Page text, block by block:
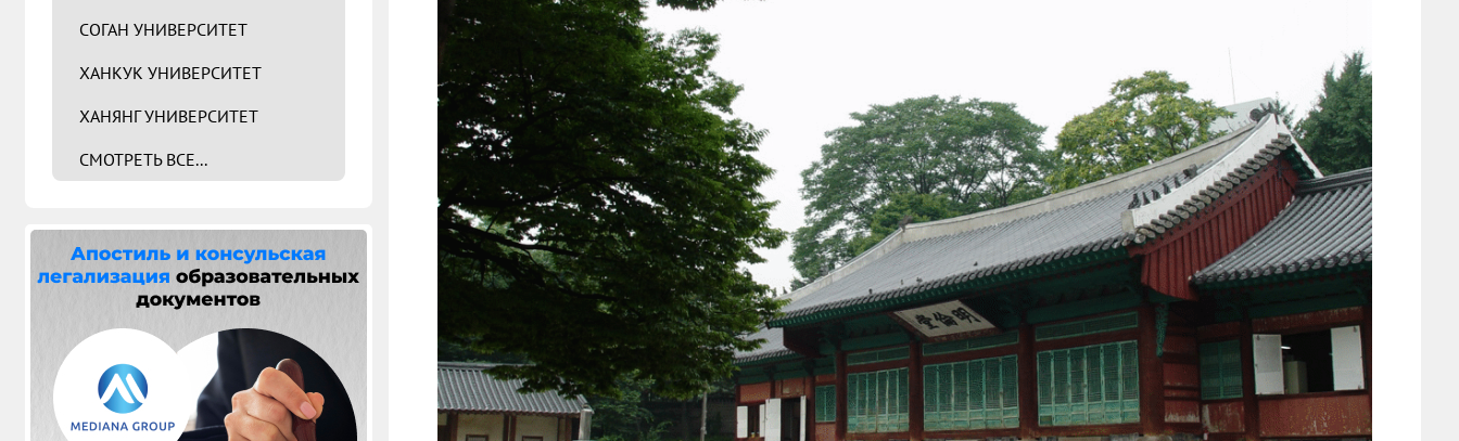
СОГАН УНИВЕРСИТЕТ
ХАНКУК УНИВЕРСИТЕТ
ХАНЯНГ УНИВЕРСИТЕТ
СМОТРЕТЬ ВСЕ...